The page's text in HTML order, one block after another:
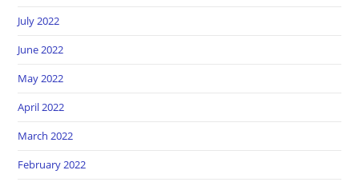
July 2022
June 2022
May 2022
April 2022
March 2022
February 2022